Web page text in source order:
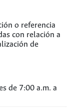
o referencia
con relación a
de
de 7:00 a.m. a